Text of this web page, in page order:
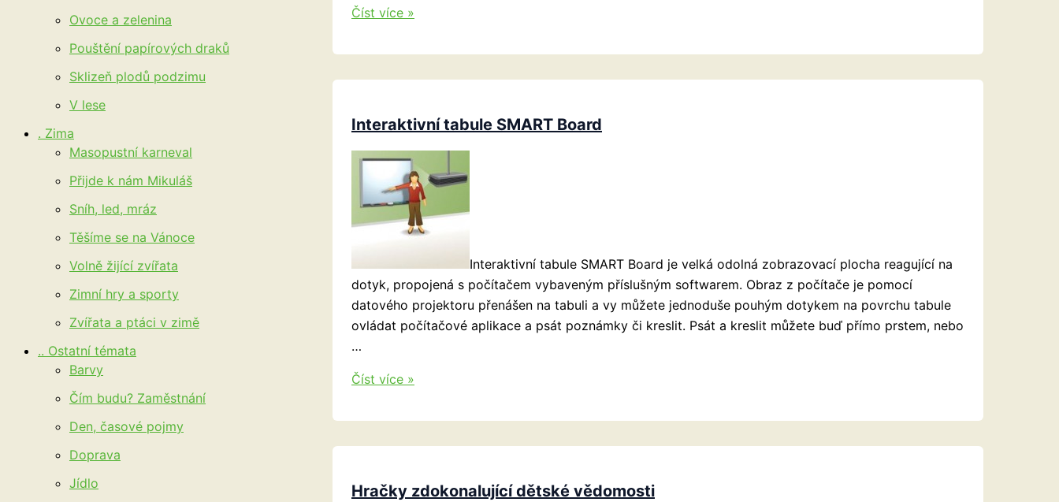
Ovoce a zelenina
Pouštění papírových draků
Sklizeň plodů podzimu
V lese
. Zima
Masopustní karneval
Přijde k nám Mikuláš
Sníh, led, mráz
Těšíme se na Vánoce
Volně žijící zvířata
Zimní hry a sporty
Zvířata a ptáci v zimě
.. Ostatní témata
Barvy
Čím budu? Zaměstnání
Den, časové pojmy
Doprava
Jídlo
Dětský
notebook
pejsek
Číst více »
Interaktivní tabule SMART Board
Interaktivní tabule SMART Board je velká odolná zobrazovací plocha reagující na
dotyk, propojená s počítačem vybaveným příslušným softwarem. Obraz z počítače je pomocí
datového projektoru přenášen na tabuli a vy můžete jednoduše pouhým dotykem na povrchu tabule
ovládat počítačové aplikace a psát poznámky či kreslit. Psát a kreslit můžete buď přímo prstem, nebo
…
Interaktivní
SMART
Číst více »
Hračky zdokonalující dětské vědomosti